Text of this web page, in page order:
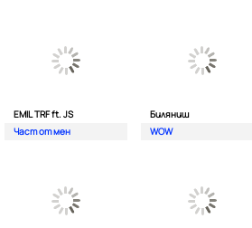
EMIL TRF ft. JS
Част от мен
Биляниш
WOW